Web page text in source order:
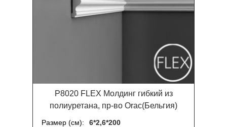
P8020 FLEX Молдинг гибкий из
полиуретана, пр-во Orac(Бельгия)
Размер (см)
6*2,6*200